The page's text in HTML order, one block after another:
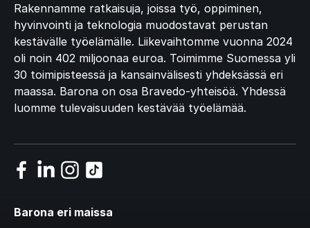
Rakennamme ratkaisuja, joissa työ, oppiminen,
hyvinvointi ja teknologia muodostavat perustan
kestävälle työelämälle. Liikevaihtomme vuonna 2024
oli noin 402 miljoonaa euroa. Toimimme Suomessa yli
30 toimipisteessä ja kansainvälisesti yhdeksässä eri
maassa. Barona on osa Bravedo-yhteisöä. Yhdessä
luomme tulevaisuuden kestävää työelämää.
Barona eri maissa